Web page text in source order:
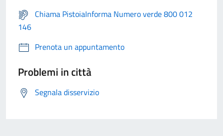
Chiama PistoiaInforma Numero verde 800 012
146
Prenota un appuntamento
Problemi in città
Segnala disservizio